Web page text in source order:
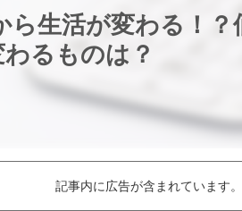
ら生活が変わる！
るものは？
記事内に広告が含まれています。